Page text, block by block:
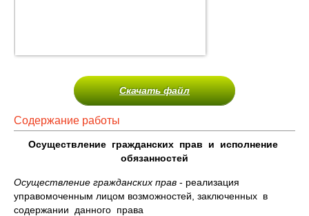
Скачать файл
Содержание работы
Осуществление гражданских прав и исполнение
обязанностей
Осуществление гражданских прав - реализация
управомоченным лицом возможностей, заключенных в
содержании данного права